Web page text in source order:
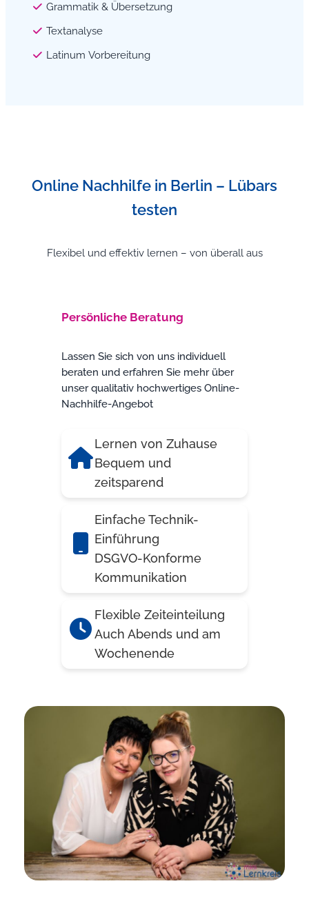
Grammatik & Übersetzung
Textanalyse
Latinum Vorbereitung
Online Nachhilfe in Berlin – Lübars
testen
Flexibel und effektiv lernen – von überall aus
Persönliche Beratung
Lassen Sie sich von uns individuell
beraten und erfahren Sie mehr über
unser qualitativ hochwertiges Online-
Nachhilfe-Angebot
Lernen von Zuhause
Bequem und
zeitsparend
Einfache Technik-
Einführung
DSGVO-Konforme
Kommunikation
Flexible Zeiteinteilung
Auch Abends und am
Wochenende